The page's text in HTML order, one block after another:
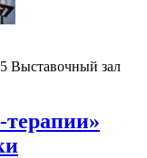
Выставочный зал